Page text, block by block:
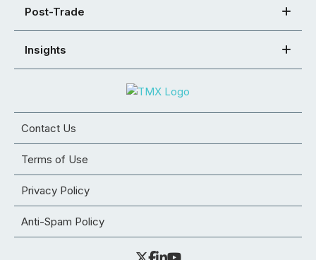
Post-Trade
Insights
Contact Us
Terms of Use
Privacy Policy
Anti-Spam Policy